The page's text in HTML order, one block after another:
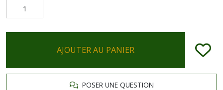
AJOUTER AU PANIER
POSER UNE QUESTION